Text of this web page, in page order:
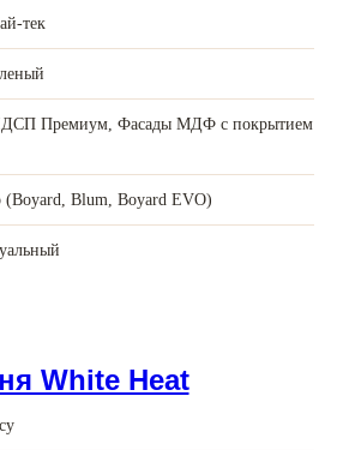
тек
Премиум, Фасады МДФ с покрытием
(Boyard, Blum, Boyard EVO)
White Heat